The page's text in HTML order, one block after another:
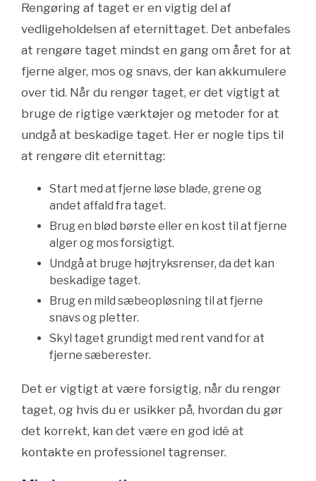
Rengøring af taget er en vigtig del af
vedligeholdelsen af eternittaget. Det anbefales
at rengøre taget mindst en gang om året for at
fjerne alger, mos og snavs, der kan akkumulere
over tid. Når du rengør taget, er det vigtigt at
bruge de rigtige værktøjer og metoder for at
undgå at beskadige taget. Her er nogle tips til
at rengøre dit eternittag:
Start med at fjerne løse blade, grene og
andet affald fra taget.
Brug en blød børste eller en kost til at fjerne
alger og mos forsigtigt.
Undgå at bruge højtryksrenser, da det kan
beskadige taget.
Brug en mild sæbeopløsning til at fjerne
snavs og pletter.
Skyl taget grundigt med rent vand for at
fjerne sæberester.
Det er vigtigt at være forsigtig, når du rengør
taget, og hvis du er usikker på, hvordan du gør
det korrekt, kan det være en god idé at
kontakte en professionel tagrenser.